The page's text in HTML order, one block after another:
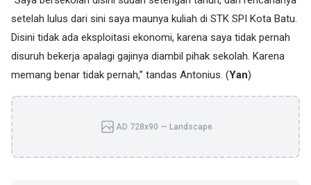
setelah lulus dari sini saya maunya kuliah di STK SPI Kota Batu.
Disini tidak ada eksploitasi ekonomi, karena saya tidak pernah
disuruh bekerja apalagi gajinya diambil pihak sekolah. Karena
memang benar tidak pernah,” tandas Antonius. (Yan)
AD 728x90 — Landscape